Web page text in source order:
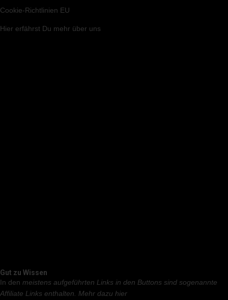
Cookie-Richtlinien EU
Hier erfährst Du mehr über uns
Gut zu Wissen
In den meistens aufgeführten Links in den Buttons sind sogenannte
Affiliate Links enthalten. Mehr dazu hier